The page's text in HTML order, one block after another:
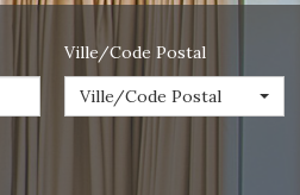
Ville/Code Postal
Ville/Code Postal